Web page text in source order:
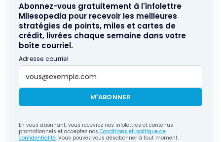
Abonnez-vous gratuitement à l'infolettre
Milesopedia pour recevoir les meilleures
stratégies de points, miles et cartes de
crédit, livrées chaque semaine dans votre
boîte courriel.
Adresse courriel
M'ABONNER
En vous abonnant, vous recevrez nos infolettres et contenus
promotionnels et acceptez nos Conditions et politique de
confidentialité. Vous pouvez vous désabonner à tout moment.